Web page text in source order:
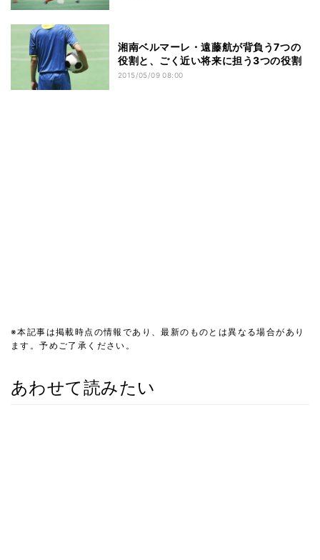
湘南ベルマーレ・遠藤航が背負う7つの
役割と、ごく近い将来に担う3つの役割
2015/05/09 08:00
※本記事は掲載時点の情報であり、最新のものとは異なる場合があり
ます。予めご了承ください。
あわせて読みたい